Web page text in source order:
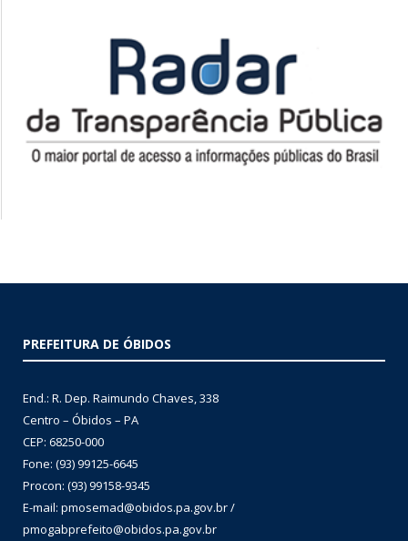
PREFEITURA DE ÓBIDOS
End.: R. Dep. Raimundo Chaves, 338
Centro – Óbidos – PA
CEP: 68250-000
Fone: (93) 99125-6645
Procon: (93) 99158-9345
E-mail: pmosemad@obidos.pa.gov.br /
pmogabprefeito@obidos.pa.gov.br